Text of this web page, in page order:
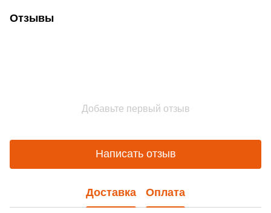
Отзывы
Добавьте первый отзыв
Написать отзыв
Доставка Оплата